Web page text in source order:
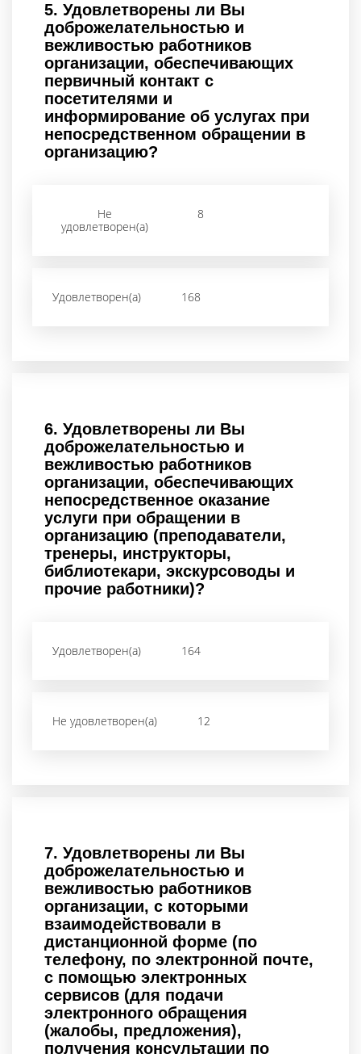
5. Удовлетворены ли Вы
доброжелательностью и
вежливостью работников
организации, обеспечивающих
первичный контакт с
посетителями и
информирование об услугах при
непосредственном обращении в
организацию?
Не
удовлетворен(а)
8
Удовлетворен(а) 168
6. Удовлетворены ли Вы
доброжелательностью и
вежливостью работников
организации, обеспечивающих
непосредственное оказание
услуги при обращении в
организацию (преподаватели,
тренеры, инструкторы,
библиотекари, экскурсоводы и
прочие работники)?
Удовлетворен(а) 164
Не удовлетворен(а) 12
7. Удовлетворены ли Вы
доброжелательностью и
вежливостью работников
организации, с которыми
взаимодействовали в
дистанционной форме (по
телефону, по электронной почте,
с помощью электронных
сервисов (для подачи
электронного обращения
(жалобы, предложения),
получения консультации по